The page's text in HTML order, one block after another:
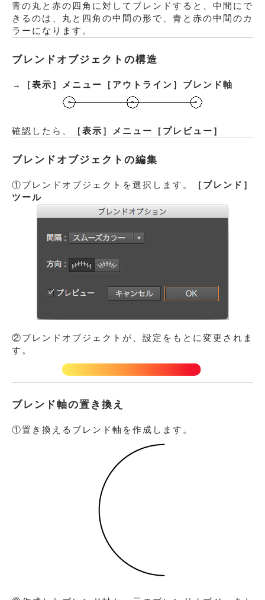
青の丸と赤の四角に対してブレンドすると、中間にで
きるのは、丸と四角の中間の形で、青と赤の中間のカ
ラーになります。
ブレンドオブジェクトの構造
→ ［表示］メニュー ［アウトライン］ ブレンド軸
確認したら、 ［表示］メニュー ［プレビュー］
ブレンドオブジェクトの編集
①ブレンドオブジェクトを選択します。
［ブレンド］
ツール
②ブレンドオブジェクトが、設定をもとに変更されま
す。
ブレンド軸の置き換え
①置き換えるブレンド軸を作成します。